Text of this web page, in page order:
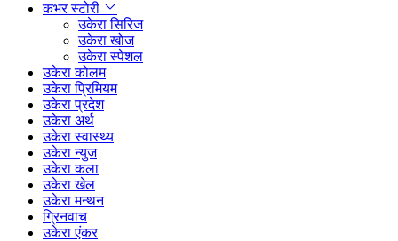
कभर स्टोरी
उकेरा सिरिज
उकेरा खोज
उकेरा स्पेशल
उकेरा कोलम
उकेरा प्रिमियम
उकेरा प्रदेश
उकेरा अर्थ
उकेरा स्वास्थ्य
उकेरा न्युज
उकेरा कला
उकेरा खेल
उकेरा मन्थन
ग्रिनवाच
उकेरा एंकर